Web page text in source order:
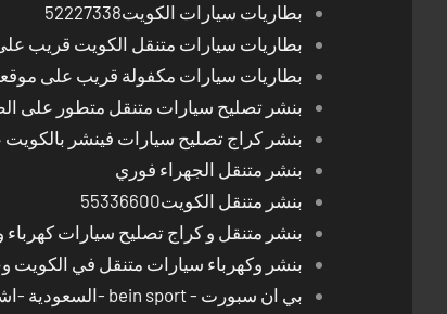
بطاريات سيارات الكويت52227338
بطاريات سيارات متنقل الكويت قريب
بطاريات سيارات مكفولة قريب على
بنشر تصليح سيارات متنقل متطور على الطريق
بنشر كراج تصليح سيارات فينشر
بنشر متنقل الجهراء فوري
بنشر متنقل الكويت55336600
بنشر متنقل و كراج تصليح سيارات
بنشر وكهرباء سيارات متنقل في الكويت وحولي
بي ان سبورت - bein sport -السعودية -اشتراك ريسيفر- تجديد اشتراك